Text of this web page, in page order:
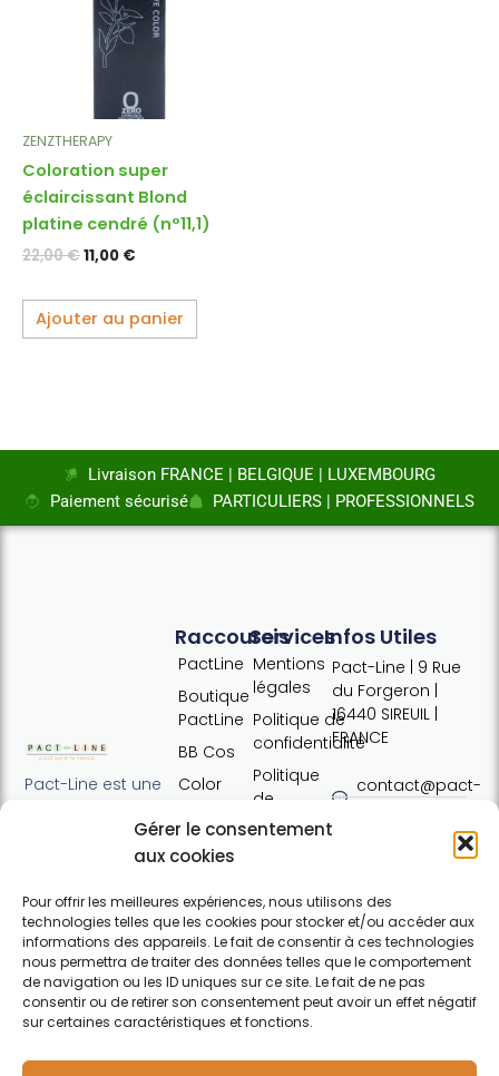
Gérer le consentement
aux cookies
Pour offrir les meilleures expériences, nous utilisons des
technologies telles que les cookies pour stocker et/ou accéder aux
informations des appareils. Le fait de consentir à ces technologies
nous permettra de traiter des données telles que le comportement
de navigation ou les ID uniques sur ce site. Le fait de ne pas
consentir ou de retirer son consentement peut avoir un effet négatif
sur certaines caractéristiques et fonctions.
ZENZTHERAPY
Coloration super
éclaircissant Blond
platine cendré (n°11,1)
22,00€11,00 €
Ajouter au panier
Livraison FRANCE | BELGIQUE | LUXEMBOURG
Paiement sécurisé
PARTICULIERS | PROFESSIONNELS
Pact-Line est une
proposant des
capillaires de
haute qualité et
soucieux du
respect de
l'environnement.
Pour particuliers et
F
Services
Mentions
légales
Politique de
confidentialité
Politique
de
cookies
de vente
Contact
Raccourcis
PactLine
Boutique
PactLine
BB Cos
Color
Pure
Elements
Infos Utiles
Pact-Line | 9 Rue
du Forgeron |
16440 SIREUIL |
FRANCE
contact@pact-
Tel : +33 (0)7
Horaires:
Lundi · 13h30 ·
17h30 | Mardi,
mercredi,
jeudi : 09h30 ·
12h30 / 13h30 ·
Vendredi :